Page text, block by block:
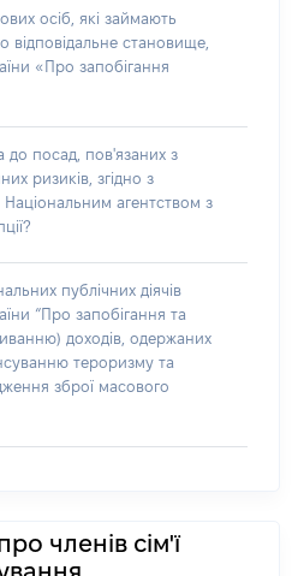
осіб, які займають
відповідальне становище,
«Про запобігання
посад, пов'язаних з
ризиків, згідно з
агентством з
публічних діячів
“Про запобігання та
доходів, одержаних
тероризму та
зброї масового
членів сім'ї